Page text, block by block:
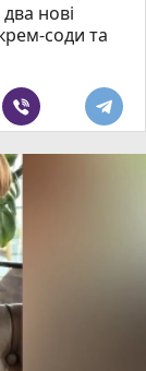
нові
соди та